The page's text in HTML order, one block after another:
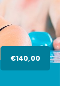
€140,00